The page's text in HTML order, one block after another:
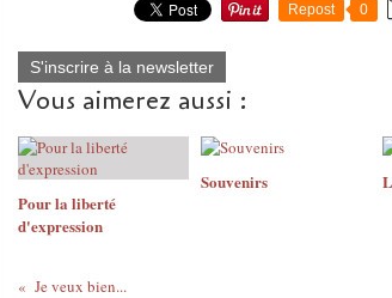
Repost 0
S'inscrire à la newsletter
Vous aimerez aussi :
Pour la liberté
d'expression
Souvenirs
Je veux bien...